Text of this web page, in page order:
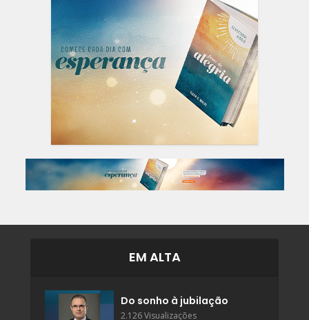
EM ALTA
Do sonho à jubilação
2.126 Visualizações